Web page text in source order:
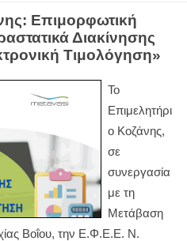
Επιμορφωτική
Διακίνησης
Τιμολόγηση»
Το
Επιμελητήρι
ο Κοζάνης,
σε
συνεργασία
με τη
Μετάβαση
Βοΐου, την Ε.Φ.Ε.Ε. Ν.